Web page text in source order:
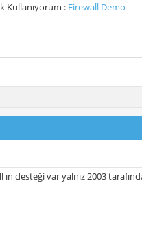
Kullanıyorum : Firewall Demo
ın desteği var yalnız 2003